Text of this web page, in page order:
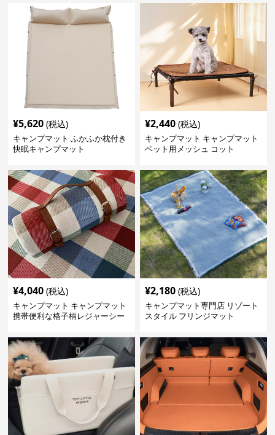
¥5,620 (税込)
キャンプマット ふかふか枕付き
快眠キャンプマット
¥2,440 (税込)
キャンプマット キャンプマット
ペット用メッシュ コット
¥4,040 (税込)
キャンプマット キャンプマット
携帯便利な格子柄レジャーシー
¥2,180 (税込)
キャンプマット専門店 リゾート
スタイル フリンジマット